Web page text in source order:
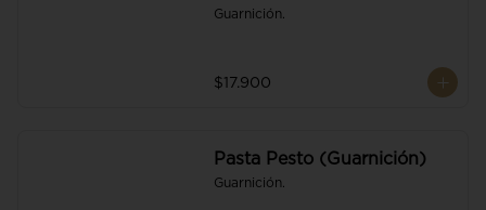
Guarnición.
$17.900
Pasta Pesto (Guarnición)
Guarnición.